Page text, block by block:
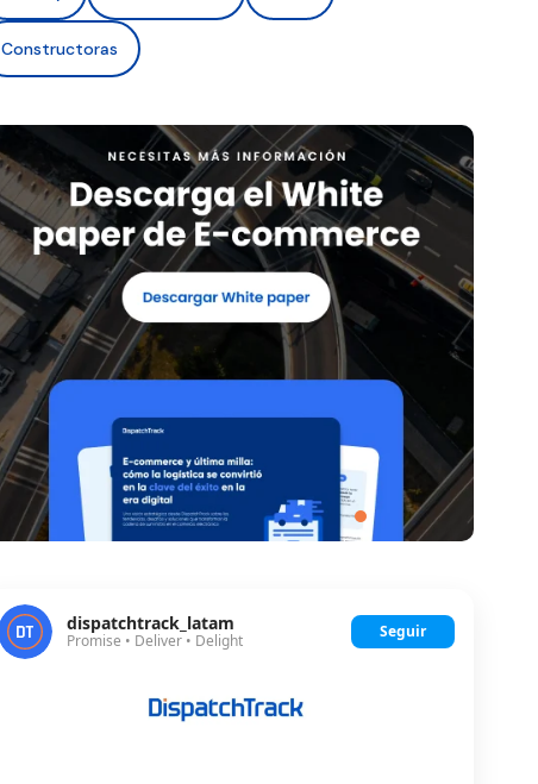
Constructoras
dispatchtrack_latam
Promise • Deliver • Delight Seguir